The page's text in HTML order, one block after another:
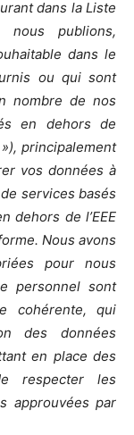
dans la Liste
nous publions,
dans le
ou qui sont
nombre de nos
en dehors de
principalement
vos données à
services basés
dehors de l’EEE
Nous avons
pour nous
personnel sont
cohérente, qui
des données
en place des
respecter les
approuvées par